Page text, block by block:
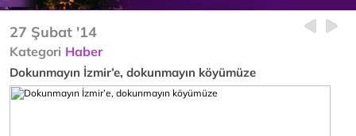
27 Şubat '14
Kategori Haber
Dokunmayın İzmir’e, dokunmayın köyümüze